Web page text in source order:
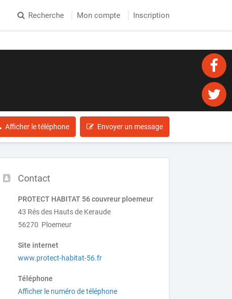
Recherche Mon compte Inscription
Afficher le téléphone Envoyer un message
Contact
PROTECT HABITAT 56 couvreur ploemeur
43 Rés des Hauts de Keraude
56270 Ploemeur
Site internet
www.protect-habitat-56.fr
Téléphone
Afficher le numéro de téléphone